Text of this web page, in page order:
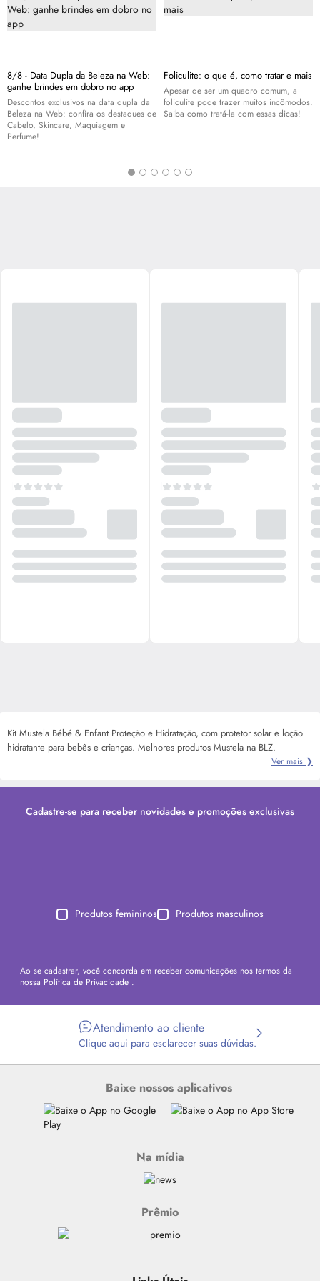
8/8 - Data Dupla da Beleza na Web:
ganhe brindes em dobro no app
Descontos exclusivos na data dupla da
Beleza na Web: confira os destaques de
Cabelo, Skincare, Maquiagem e
Perfume!
Foliculite: o que é, como tratar e mais
Apesar de ser um quadro comum, a
foliculite pode trazer muitos incômodos.
Saiba como tratá-la com essas dicas!
Kit Mustela Bébé & Enfant Proteção e Hidratação, com protetor solar e loção
hidratante para bebês e crianças. Melhores produtos Mustela na BLZ.
Ver mais ❯
Cadastre-se para receber novidades e promoções exclusivas
Produtos femininos Produtos masculinos
Ao se cadastrar, você concorda em receber comunicações nos termos da
nossa Política de Privacidade .
Atendimento ao cliente
Clique aqui para esclarecer suas dúvidas.
Baixe nossos aplicativos
Na mídia
Prêmio